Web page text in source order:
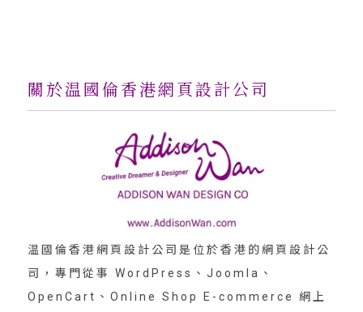
關於温國倫香港網頁設計公司
温國倫香港網頁設計公司是位於香港的網頁設計公
司，專門從事 WordPress、Joomla、
OpenCart、Online Shop E-commerce 網上